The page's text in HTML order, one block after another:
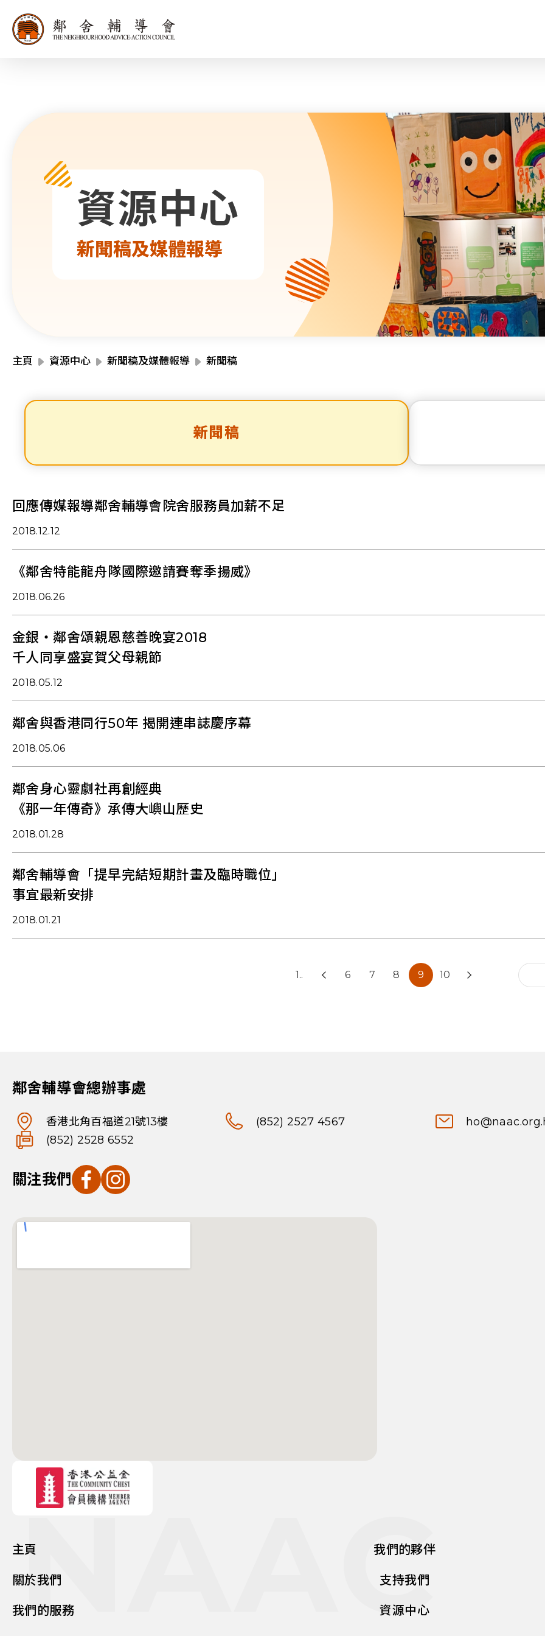
資源中心
新聞稿及媒體報導
主頁 資源中心 新聞稿及媒體報導 新聞稿
新聞稿
回應傳媒報導鄰舍輔導會院舍服務員加薪不足
2018.12.12
《鄰舍特能龍舟隊國際邀請賽奪季揚威》
2018.06.26
金銀‧鄰舍頌親恩慈善晚宴2018
千人同享盛宴賀父母親節
2018.05.12
鄰舍與香港同行50年 揭開連串誌慶序幕
2018.05.06
鄰舍身心靈劇社再創經典
《那一年傳奇》承傳大嶼山歷史
2018.01.28
鄰舍輔導會「提早完結短期計畫及臨時職位」
事宜最新安排
2018.01.21
1.. 6 7 8 9 10
鄰舍輔導會總辦事處
香港北角百福道21號13樓 (852) 2527 4567
(852) 2528 6552
關注我們
主頁
關於我們
我們的服務
我們的夥伴
支持我們
資源中心
NAAC
招標項目
關於我們
內地服務
教育服務
醫療衞生服務
社會企業
我們的服務
我們的夥伴
捐款方法
加入義工
支持我們
新聞稿及媒體報導
年報
會訊及刊物
財務報告
資源中心
活動焦點
活動報名
最新動向